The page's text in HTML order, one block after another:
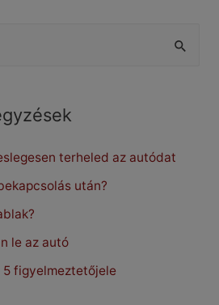
terheled az autódat
után?
le az autó
figyelmeztetőjele